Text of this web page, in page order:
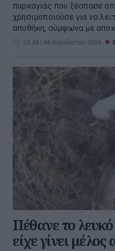
πυρκαγιάς που ξέσπασε
χρησιμοποιούσε για να
αποθήκη, σύμφωνα με
23:38 | 06 Αυγούστου 2026
Πέθανε το
είχε γίνει